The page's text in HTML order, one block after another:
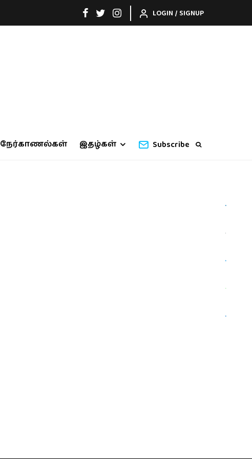
LOGIN / SIGNUP
நேர்காணல்கள் இதழ்கள் Subscribe